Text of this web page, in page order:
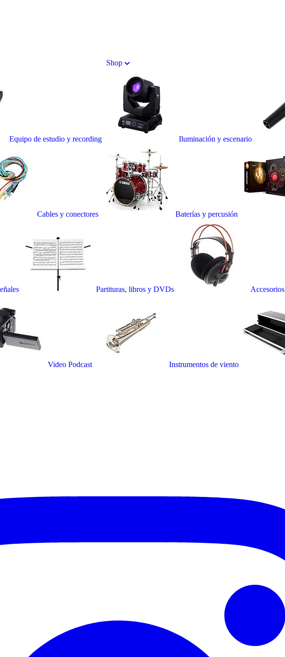
Shop
Equipo de estudio y recording Iluminación y escenario
Cables y conectores Baterías y percusión
Partituras, libros y DVDs Accesorios
Video Podcast Instrumentos de viento